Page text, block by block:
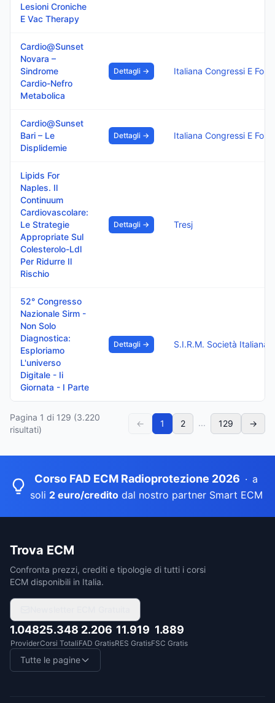
Lesioni Croniche
E Vac Therapy
Cardio@Sunset
Novara –
Sindrome
Cardio-Nefro
Metabolica
Dettagli →
Cardio@Sunset
Bari – Le
Displidemie
Dettagli →
Lipids For
Naples. Il
Continuum
Cardiovascolare:
Le Strategie
Appropriate Sul
Colesterolo-Ldl
Per Ridurre Il
Rischio
Dettagli → Tresj
52° Congresso
Nazionale Sirm -
Non Solo
Diagnostica:
Esploriamo
L'universo
Digitale - Ii
Giornata - I Parte
Dettagli →
Pagina 1 di 129 (3.220
risultati)
← 1 2 ... 129 →
Corso FAD ECM Radioprotezione 2026 · a
soli 2 euro/creditodal nostro partner Smart ECM
Trova ECM
Confronta prezzi, crediti e tipologie di tutti i corsi
ECM disponibili in Italia.
1.048
Provider
25.348
Corsi Totali
2.206
FAD Gratis
11.919
RES Gratis
1.889
FSC Gratis
Tutte le pagine